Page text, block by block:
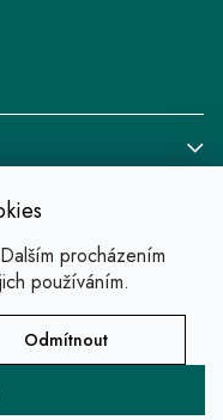
procházením
používáním.
Odmítnout
studio.